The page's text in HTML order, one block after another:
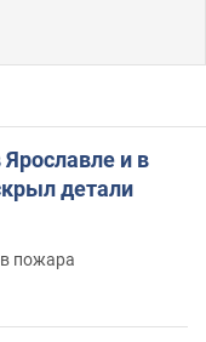
и в
детали
пожара